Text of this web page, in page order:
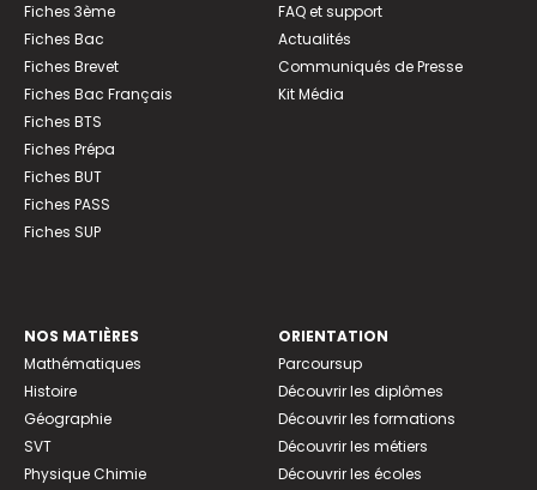
Fiches 3ème
Fiches Bac
Fiches Brevet
Fiches Bac Français
Fiches BTS
Fiches Prépa
Fiches BUT
Fiches PASS
Fiches SUP
FAQ et support
Actualités
Communiqués de Presse
Kit Média
NOS MATIÈRES
Mathématiques
Histoire
Géographie
SVT
Physique Chimie
ORIENTATION
Parcoursup
Découvrir les diplômes
Découvrir les formations
Découvrir les métiers
Découvrir les écoles